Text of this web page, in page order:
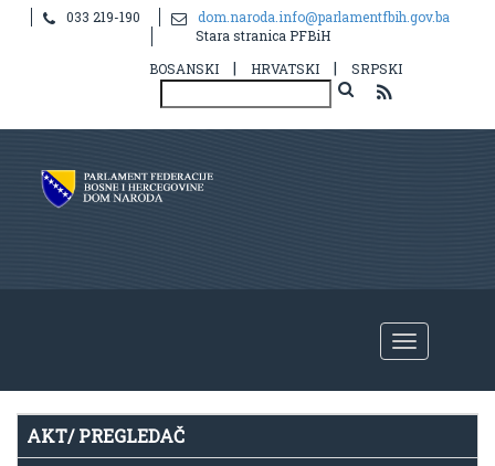
Notice
: Undefined index: idHR in
033 219-190
dom.naroda.info@parlamentfbih.gov.ba
Stara stranica PFBiH
BOSANSKI
| HRVATSKI | SRPSKI
AKT/ PREGLEDAČ